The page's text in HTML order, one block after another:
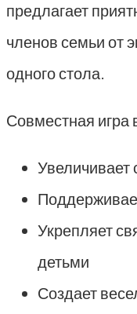
предлагает
членов семьи от
одного стола.
Совместная игра
Укрепляет
детьми
Создает